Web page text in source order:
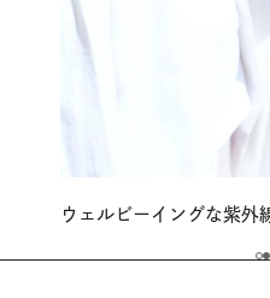
ウェルビーイングな紫外